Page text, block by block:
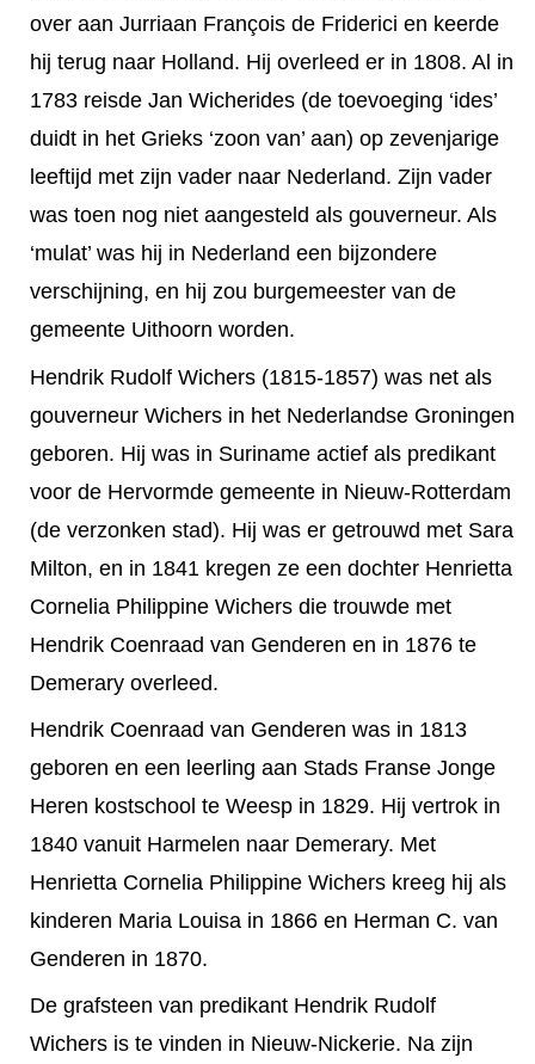
over aan Jurriaan François de Friderici en keerde
hij terug naar Holland. Hij overleed er in 1808. Al in
1783 reisde Jan Wicherides (de toevoeging ‘ides’
duidt in het Grieks ‘zoon van’ aan) op zevenjarige
leeftijd met zijn vader naar Nederland. Zijn vader
was toen nog niet aangesteld als gouverneur. Als
‘mulat’ was hij in Nederland een bijzondere
verschijning, en hij zou burgemeester van de
gemeente Uithoorn worden.
Hendrik Rudolf Wichers (1815-1857) was net als
gouverneur Wichers in het Nederlandse Groningen
geboren. Hij was in Suriname actief als predikant
voor de Hervormde gemeente in Nieuw-Rotterdam
(de verzonken stad). Hij was er getrouwd met Sara
Milton, en in 1841 kregen ze een dochter Henrietta
Cornelia Philippine Wichers die trouwde met
Hendrik Coenraad van Genderen en in 1876 te
Demerary overleed.
Hendrik Coenraad van Genderen was in 1813
geboren en een leerling aan Stads Franse Jonge
Heren kostschool te Weesp in 1829. Hij vertrok in
1840 vanuit Harmelen naar Demerary. Met
Henrietta Cornelia Philippine Wichers kreeg hij als
kinderen Maria Louisa in 1866 en Herman C. van
Genderen in 1870.
De grafsteen van predikant Hendrik Rudolf
Wichers is te vinden in Nieuw-Nickerie. Na zijn